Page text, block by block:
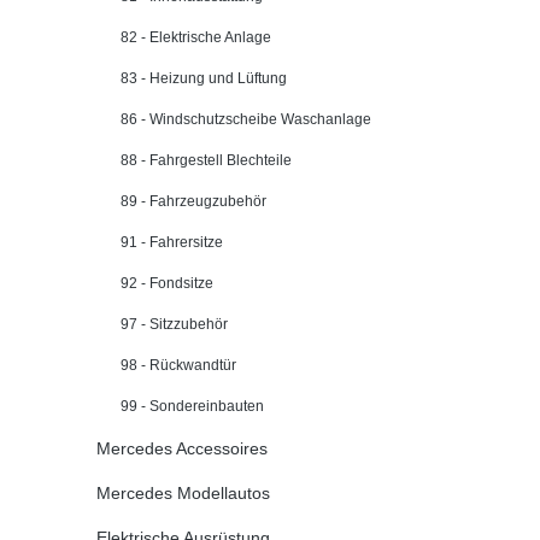
82 - Elektrische Anlage
83 - Heizung und Lüftung
86 - Windschutzscheibe Waschanlage
88 - Fahrgestell Blechteile
89 - Fahrzeugzubehör
91 - Fahrersitze
92 - Fondsitze
97 - Sitzzubehör
98 - Rückwandtür
99 - Sondereinbauten
Mercedes Accessoires
Mercedes Modellautos